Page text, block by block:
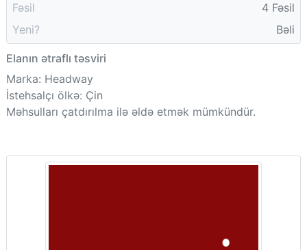
Fəsil
4 Fəsil
Yeni?
Bəli
Elanın ətraflı təsviri
Marka: Headway
İstehsalçı ölkə: Çin
Məhsulları çatdırılma ilə əldə etmək mümkündür.